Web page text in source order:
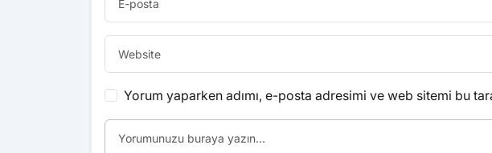
Yorum yaparken adımı, e-posta adresimi ve web sitemi bu